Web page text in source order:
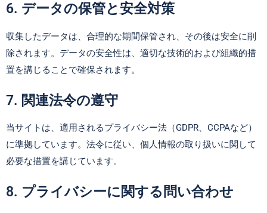
6. データの保管と安全対策
収集したデータは、合理的な期間保管され、その後は安全に削
除されます。データの安全性は、適切な技術的および組織的措
置を講じることで確保されます。
7. 関連法令の遵守
当サイトは、適用されるプライバシー法（GDPR、CCPAなど）
に準拠しています。法令に従い、個人情報の取り扱いに関して
必要な措置を講じています。
8. プライバシーに関する問い合わせ